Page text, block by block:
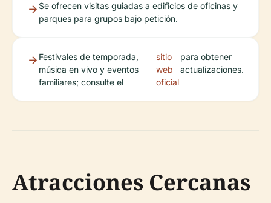
Se ofrecen visitas guiadas a edificios de oficinas y
parques para grupos bajo petición.
Festivales de temporada,
música en vivo y eventos
familiares; consulte el
sitio
web
oficial
para obtener
actualizaciones.
Atracciones Cercanas